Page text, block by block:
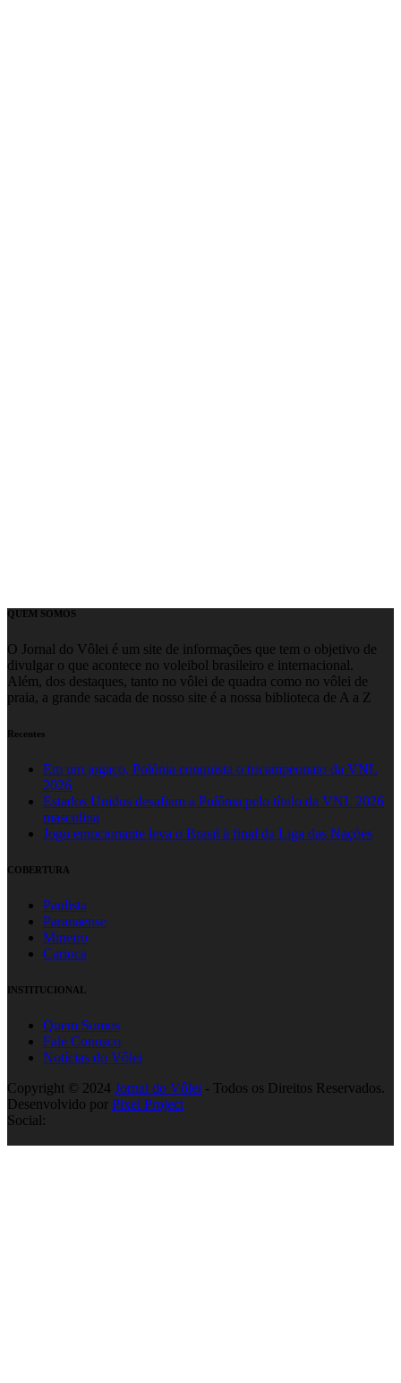
QUEM SOMOS
O Jornal do Vôlei é um site de informações que tem o objetivo de
divulgar o que acontece no voleibol brasileiro e internacional.
Além, dos destaques, tanto no vôlei de quadra como no vôlei de
praia, a grande sacada de nosso site é a nossa biblioteca de A a Z
Recentes
Em um jogaço, Polônia conquista o tricampeonato da VNL
2026
Estados Unidos desafiam a Polônia pelo título da VNL 2026
masculina
Jogo emocionante leva o Brasil à final da Liga das Nações
COBERTURA
Paulista
Paranaense
Mineiro
Carioca
INSTITUCIONAL
Quem Somos
Fale Conosco
Notícias do Vôlei
Copyright © 2024 Jornal do Vôlei - Todos os Direitos Reservados.
Desenvolvido por Pixel Project
Social: